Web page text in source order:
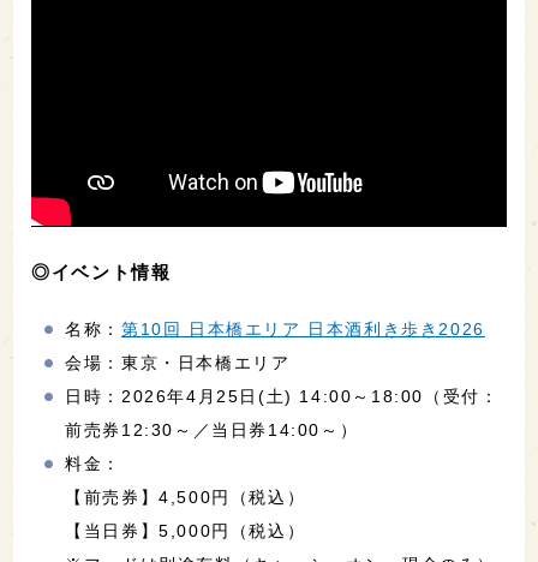
◎イベント情報
名称：第10回 日本橋エリア 日本酒利き歩き2026
会場：東京・日本橋エリア
日時：2026年4月25日(土) 14:00～18:00（受付：
前売券12:30～／当日券14:00～）
料金：
【前売券】4,500円（税込）
【当日券】5,000円（税込）